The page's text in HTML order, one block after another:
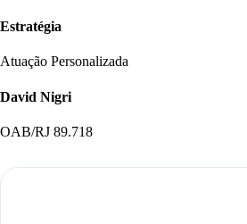
Estratégia
Atuação Personalizada
David Nigri
OAB/RJ 89.718